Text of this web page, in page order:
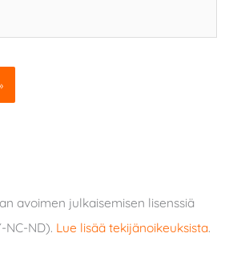
avoimen julkaisemisen lisenssiä
NC-ND). Lue lisää tekijänoikeuksista.